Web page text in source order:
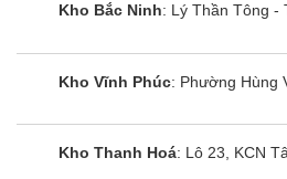
Kho Bắc Ninh: Lý Thần Tông -
Kho Vĩnh Phúc: Phường Hùng
Kho Thanh Hoá: Lô 23, KCN